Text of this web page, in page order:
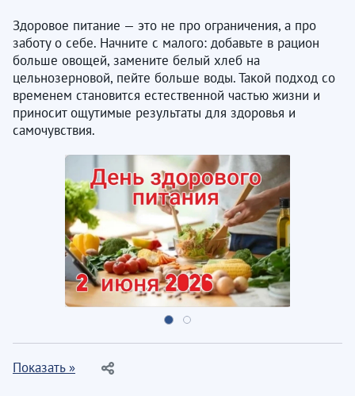
Здоровое питание — это не про ограничения, а про
заботу о себе. Начните с малого: добавьте в рацион
больше овощей, замените белый хлеб на
цельнозерновой, пейте больше воды. Такой подход со
временем становится естественной частью жизни и
приносит ощутимые результаты для здоровья и
самочувствия.
Показать »